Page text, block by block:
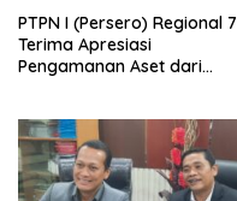
PTPN I (Persero) Regional 7
Terima Apresiasi
Pengamanan Aset dari